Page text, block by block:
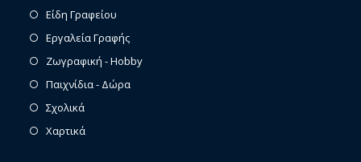
Είδη Γραφείου
Εργαλεία Γραφής
Ζωγραφική - Hobby
Παιχνίδια - Δώρα
Σχολικά
Χαρτικά